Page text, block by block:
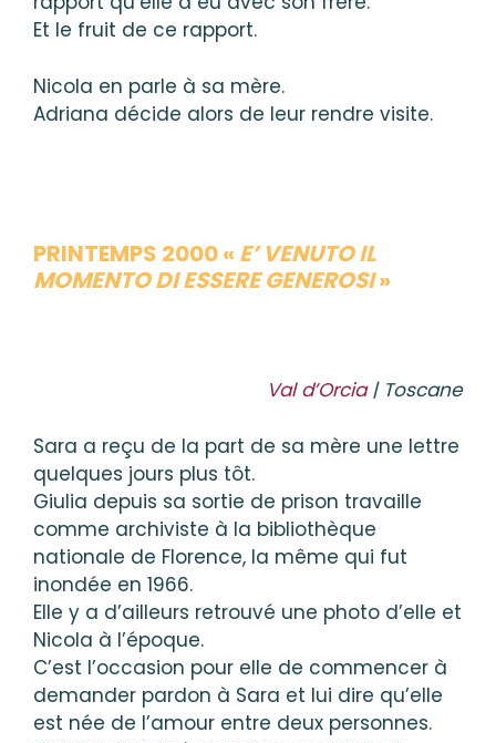
Et le fruit de ce rapport.
Nicola en parle à sa mère.
Adriana décide alors de leur rendre visite.
PRINTEMPS 2000 « E’ VENUTO IL
MOMENTO DI ESSERE GENEROSI»
Val d’Orcia| Toscane
Sara a reçu de la part de sa mère une lettre
quelques jours plus tôt.
Giulia depuis sa sortie de prison travaille
comme archiviste à la bibliothèque
nationale de Florence, la même qui fut
inondée en 1966.
Elle y a d’ailleurs retrouvé une photo d’elle et
Nicola à l’époque.
C’est l’occasion pour elle de commencer à
demander pardon à Sara et lui dire qu’elle
est née de l’amour entre deux personnes.